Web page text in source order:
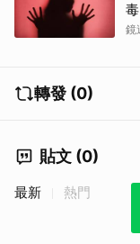
鏡
轉發 (0)
貼文 (0)
最新 熱門